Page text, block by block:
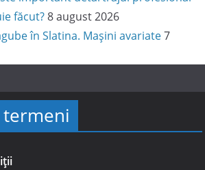
făcut? 8 august 2026
în Slatina. Mașini avariate 7